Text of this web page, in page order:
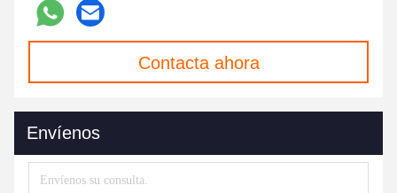
Contacta ahora
Envíenos